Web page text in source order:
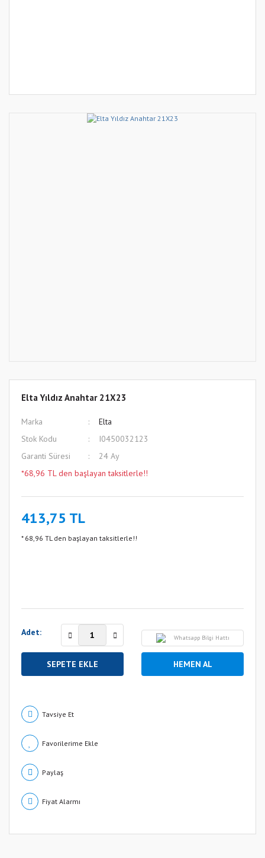
Elta Yıldız Anahtar 21X23
Marka
Elta
Stok Kodu
I0450032123
Garanti Süresi
24 Ay
*68,96 TL den başlayan taksitlerle!!
413,75 TL
* 68,96 TL den başlayan taksitlerle!!
Adet:
Whatsapp Bilgi Hattı
SEPETE EKLE HEMEN AL
Tavsiye Et
Paylaş
Fiyat Alarmı